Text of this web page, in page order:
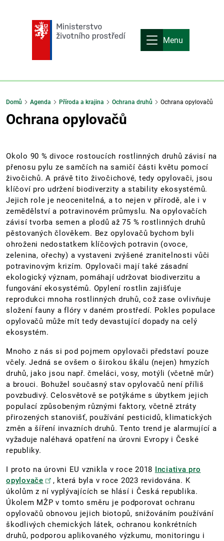
Menu
Domů Agenda Příroda a krajina Ochrana druhů Ochrana opylovačů
Ochrana opylovačů
Okolo 90 % divoce rostoucích rostlinných druhů závisí na
přenosu pylu ze samčích na samičí části květu pomocí
živočichů. A právě tito živočichové, tedy opylovači, jsou
klíčoví pro udržení biodiverzity a stability ekosystémů.
Jejich role je neocenitelná, a to nejen v přírodě, ale i v
zemědělství a potravinovém průmyslu. Na opylovačích
závisí tvorba semen a plodů až 75 % rostlinných druhů
pěstovaných člověkem. Bez opylovačů bychom byli
ohroženi nedostatkem klíčových potravin (ovoce,
zelenina, ořechy) a vystaveni zvýšené zranitelnosti vůči
potravinovým krizím. Opylovači mají také zásadní
ekologický význam, pomáhají udržovat biodiverzitu a
fungování ekosystémů. Opylení rostlin zajišťuje
reprodukci mnoha rostlinných druhů, což zase ovlivňuje
složení fauny a flóry v daném prostředí. Pokles populace
opylovačů může mít tedy devastující dopady na celý
ekosystém.
Mnoho z nás si pod pojmem opylovači představí pouze
včely. Jedná se ovšem o širokou škálu (nejen) hmyzích
druhů, jako jsou např. čmeláci, vosy, motýli (včetně můr)
a brouci. Bohužel současný stav opylovačů není příliš
povzbudivý. Celosvětově se potýkáme s úbytkem jejich
populací způsobeným různými faktory, včetně ztráty
přirozených stanovišť, používání pesticidů, klimatických
změn a šíření invazních druhů. Tento trend je alarmující a
vyžaduje naléhavá opatření na úrovni Evropy i České
republiky.
I proto na úrovni EU vznikla v roce 2018 Inciativa pro
opylovače
, která byla v roce 2023 revidována. K
úkolům z ní vyplývajících se hlásí i Česká republika.
Úkolem MŽP v tomto směru je podporovat ochranu
opylovačů obnovou jejich biotopů, snižováním používání
škodlivých chemických látek, ochranou konkrétních
druhů, podporou aplikovaného výzkumu, monitoringu i